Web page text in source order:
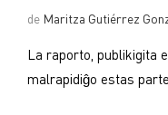
de Maritza Gutiérrez
La raporto, publikigita
malrapidiĝo estas